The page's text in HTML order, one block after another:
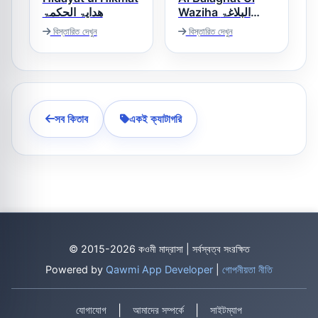
ھدایۃ الحکمۃ
বিস্তারিত দেখুন
Waziha البلاغۃ
الواضحہ
বিস্তারিত দেখুন
সব কিতাব একই ক্যাটাগরি
© 2015-2026 কওমী মাদ্রাসা | সর্বস্বত্ব সংরক্ষিত
Powered by Qawmi App Developer গোপনীয়তা নীতি
যোগাযোগ আমাদের সম্পর্কে সাইটম্যাপ